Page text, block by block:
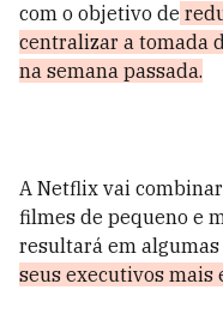
com o objetivo de
centralizar a tomada
na semana passada.
A Netflix vai
filmes de pequeno e
resultará em algumas
seus executivos mais